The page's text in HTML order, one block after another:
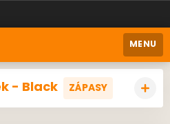
MENU
- Black ZÁPASY